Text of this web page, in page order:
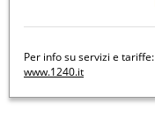
Per info su servizi e tariffe:
www.1240.it